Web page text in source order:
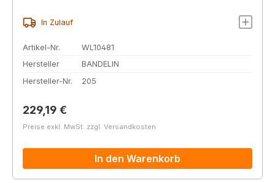
In Zulauf
Artikel-Nr.
WL10481
Hersteller
BANDELIN
Hersteller-Nr.
205
Regulärer Preis:
229,19 €
Preise exkl. MwSt. zzgl. Versandkosten
In den Warenkorb